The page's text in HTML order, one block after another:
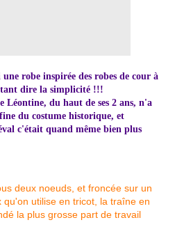
robe inspirée des robes de cour à
dire la simplicité !!!
du haut de ses 2 ans, n'a
du costume historique, et
c'était quand même bien plus